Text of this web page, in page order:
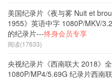
美国纪录片《夜与雾 Nuit et
1955》英语中字 1080P/MKV/
的纪录片---终身会员专享
阅读(17633)
央视纪录片《西南联大 2018》
1080P/MP4/5.69G 纪录片西南